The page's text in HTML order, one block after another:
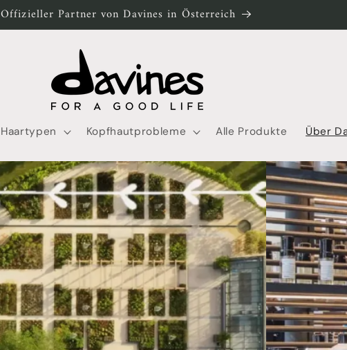
Offizieller Partner von Davines in Österreich
Haartypen Kopfhautprobleme Alle Produkte Über